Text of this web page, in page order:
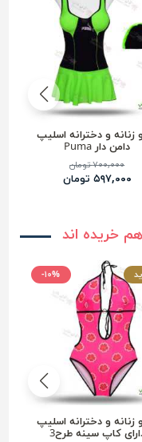
زنانه و دخترانه اسلیپ
دامن دار Puma
۷۰۰,۰۰۰ تومان
۵۹۷,۰۰۰ تومان
هم خریده اند
-۱۰%
زنانه و دخترانه اسلیپ
کاپ سینه طرح3